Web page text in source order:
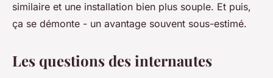
similaire et une installation bien plus souple. Et puis,
ça se démonte - un avantage souvent sous-estimé.
Les questions des internautes